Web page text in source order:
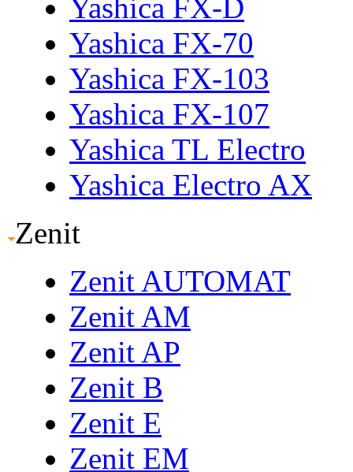
Yashica FX-D
Yashica FX-70
Yashica FX-103
Yashica FX-107
Yashica TL Electro
Yashica Electro AX
Zenit
Zenit AUTOMAT
Zenit AM
Zenit AP
Zenit B
Zenit E
Zenit EM